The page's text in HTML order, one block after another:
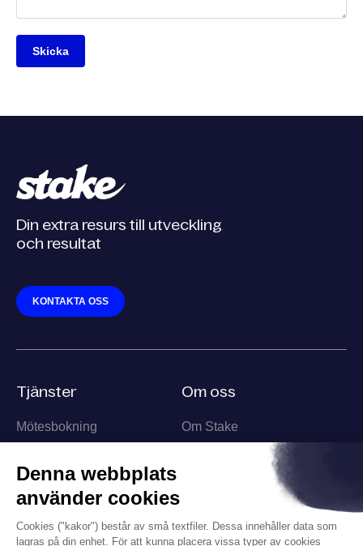
Skicka
Din extra resurs till utveckling
och resultat
KONTAKTA OSS
Tjänster
Mötesbokning
Affärsutveckling
Om oss
Om Stake
Information Kontakt